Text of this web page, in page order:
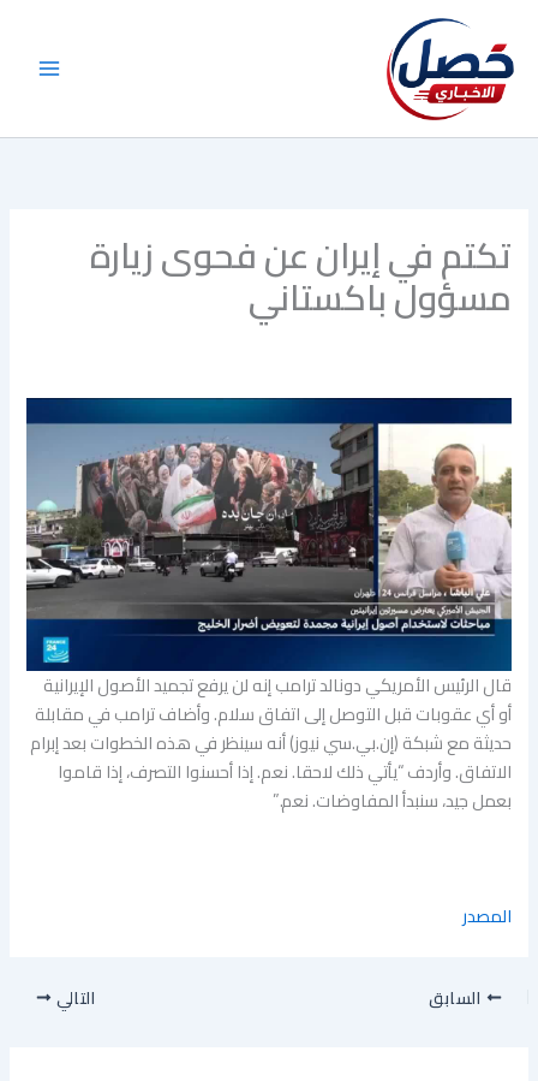
المحتوى
تكتم في إيران عن فحوى زيارة
مسؤول باكستاني
​قال الرئيس ​الأمريكي دونالد ترامب إنه لن يرفع تجميد ​الأصول ‌الإيرانية
أو أي عقوبات ‌قبل التوصل إلى اتفاق سلام. وأضاف ترامب في مقابلة
حديثة ​مع شبكة (إن.بي.سي ‌نيوز) أنه سينظر في هذه الخطوات ‌بعد إبرام
الاتفاق. ​وأردف “يأتي ذلك لاحقا. نعم. إذا أحسنوا التصرف، إذا ​قاموا
بعمل ​جيد، سنبدأ ​المفاوضات. نعم.”
المصدر
السابق التالي